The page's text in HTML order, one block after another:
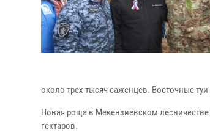
около трех тысяч саженцев. Восточные
Новая роща в Мекензиевском
гектаров.